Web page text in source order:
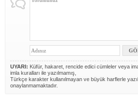
UYARI: Küfür, hakaret, rencide edici cümleler veya
imla kuralları ile yazılmamış,
Türkçe karakter kullanılmayan ve büyük harflerle
onaylanmamaktadır.